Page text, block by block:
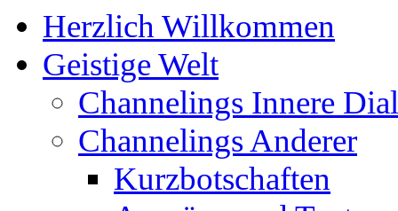
Herzlich Willkommen
Geistige Welt
Channelings Innere
Channelings Anderer
Kurzbotschaften